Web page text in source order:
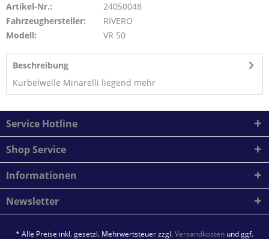
Artikel-Nr.:
24050048
Fahrzeughersteller:
RIVERO
Modell:
VR 50
Beschreibung
Kurbelwelle Minarelli liegend mehr
Service Hotline
Shop Service
Informationen
Newsletter
* Alle Preise inkl. gesetzl. Mehrwertsteuer zzgl.Versandkosten und ggf.